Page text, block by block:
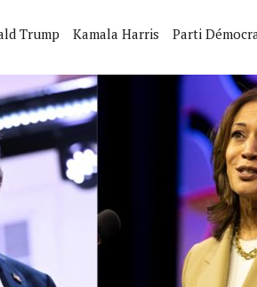
Trump Kamala Harris Parti